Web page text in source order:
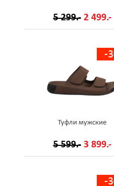
5 299.- 2 499.-
-
Туфли мужские
5 599.- 3 899.-
-